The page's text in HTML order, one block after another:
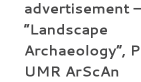
advertisement
“Landscape
Archaeology”,
UMR ArScAn